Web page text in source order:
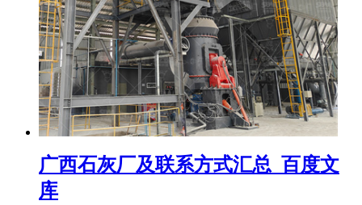
广西石灰厂及联系方式汇总_百度文
库